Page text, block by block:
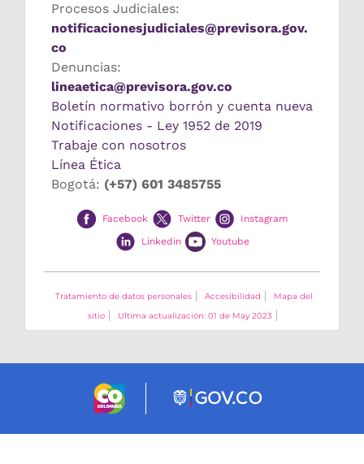
Procesos Judiciales:
notificacionesjudiciales@previsora.gov.
co
Denuncias:
lineaetica@previsora.gov.co
Boletín normativo borrón y cuenta nueva
Notificaciones - Ley 1952 de 2019
Trabaje con nosotros
Línea Ética
Bogotá: (+57) 601 3485755
Facebook Twitter
Instagram
Linkedin
Youtube
Tratamiento de datos personales Accesibilidad
Mapa del
sitio
Ultima actualización: 01 de May 2023
Logo marca Colombia